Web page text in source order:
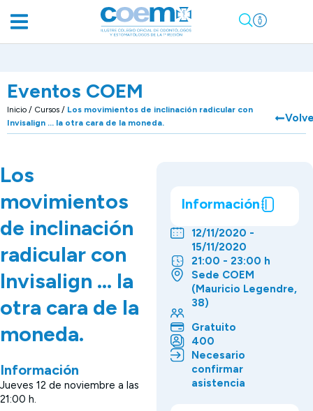
Eventos COEM
Inicio / Cursos / Los movimientos de inclinación radicular con
Invisalign … la otra cara de la moneda.
Los
movimientos
de inclinación
radicular con
Invisalign … la
otra cara de la
moneda.
Información
Jueves 12 de noviembre a las
21:00 h.
Información
12/11/2020 -
15/11/2020
21:00 - 23:00 h
Sede COEM
(Mauricio Legendre,
38)
Gratuito
400
Necesario
confirmar
asistencia